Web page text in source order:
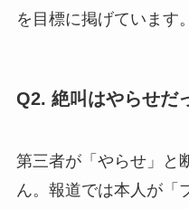
を目標に掲げています。
Q2. 絶叫はやらせだ
第三者が「やらせ」と
ん。報道では本人が「